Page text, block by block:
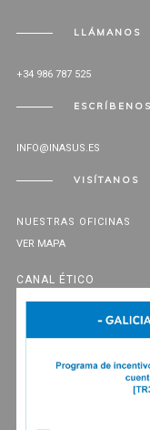
LLÁMANOS
+34 986 787 525
ESCRÍBENOS
INFO@INASUS.ES
VISÍTANOS
NUESTRAS OFICINAS
VER MAPA
CANAL ÉTICO